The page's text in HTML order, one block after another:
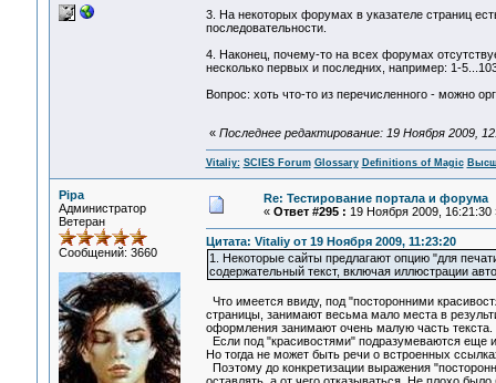
3. На некоторых форумах в указателе страниц
последовательности.
4. Наконец, почему-то на всех форумах
несколько первых и последних, например: 1-
Вопрос: хоть что-то из перечисленного - можно
« Последнее редактирование: 19 Ноября 2009,
Vitaliy: SCIES Forum Glossary Definitions of Magic
Pipa
Администратор
Ветеран
Сообщений: 3660
Re: Тестирование портала и форума
« Ответ #295 : 19 Ноября 2009, 16:21:30
Цитата: Vitaliy от 19 Ноября 2009, 11:23:20
1. Некоторые сайты предлагают опцию "для
содержательный текст, включая иллюстрации
Что имеется ввиду, под "посторонними
страницы, занимают весьма мало места в
оформления занимают очень малую часть текста.
Если под "красивостями" подразумеваются еще
Но тогда не может быть речи о встроенных
Поэтому до конкретизации выражения